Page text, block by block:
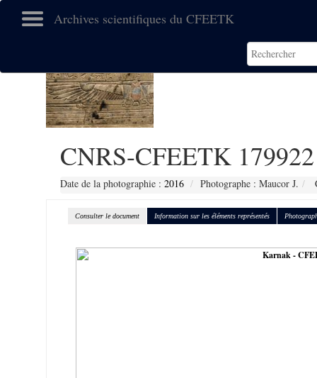
Archives scientifiques du CFEETK
CNRS-CFEETK 179922
Date de la photographie : 2016 Photographe : Maucor J.
Consulter le document Information sur les éléments représentés